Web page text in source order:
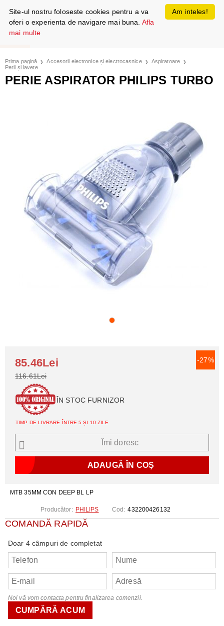
Prima pagină Accesorii electronice și electrocasnice
Aspiratoare
Perii și lavete
PERIE ASPIRATOR PHILIPS TURBO
MTB 35MM CON DEEP BL LP
Producător: PHILIPS Cod: 432200426132
COMANDĂ RAPIDĂ
Doar 4 câmpuri de completat
Noi vă vom contacta pentru finalizarea comenzii.
-27%
85.46Lei
116.61Lei
ÎN STOC FURNIZOR
TIMP DE LIVRARE ÎNTRE 5 ȘI 10 ZILE
Îmi doresc
Am inteles!
Site-ul nostru foloseste cookies pentru a va
oferi o experienta de navigare mai buna. Afla
mai multe